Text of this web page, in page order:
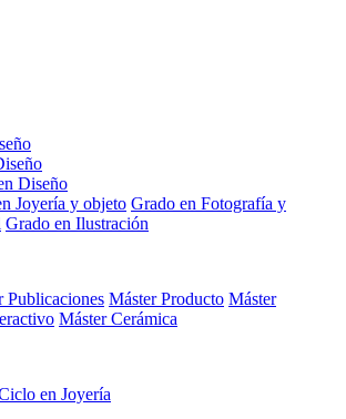
Diseño
Joyería y objeto Grado en Fotografía y
Grado en Ilustración
Publicaciones Máster Producto Máster
Máster Cerámica
en Joyería